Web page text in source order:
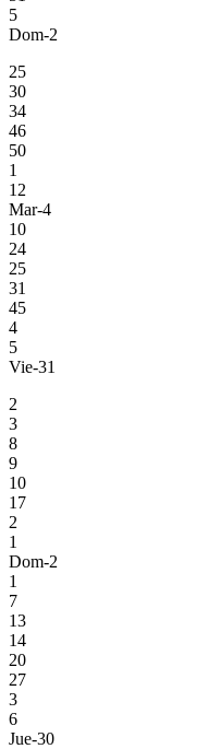
5
Dom-2
25
30
34
46
50
1
12
Mar-4
10
24
25
31
45
4
5
Vie-31
2
3
8
9
10
17
2
1
Dom-2
1
7
13
14
20
27
3
6
Jue-30